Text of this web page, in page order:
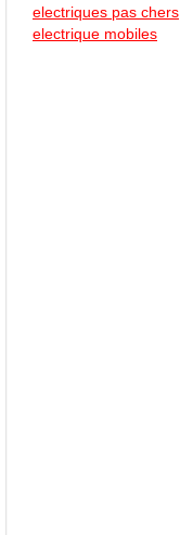
electriques pas chers
electrique mobiles